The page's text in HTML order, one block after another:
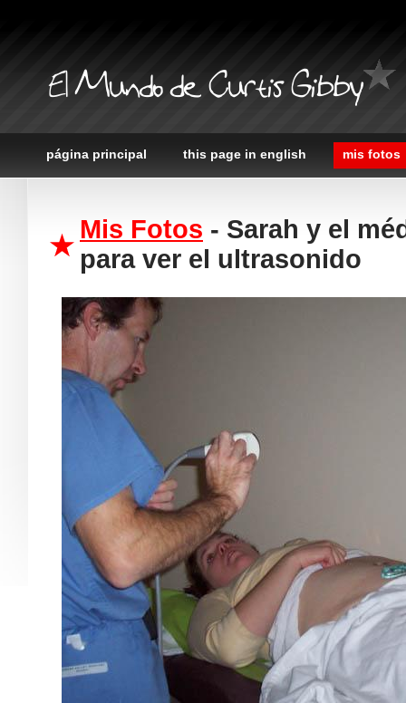
El Mundo de Curtis Gibby
página principal this page in english mis fotos
Mis Fotos - Sarah y el
para ver el ultrasonido